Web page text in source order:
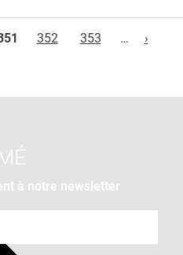
352 353 … ›
à notre newsletter